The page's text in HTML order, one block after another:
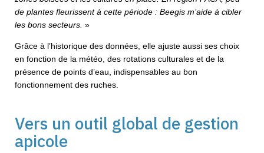
de plantes fleurissent à cette période : Beegis m’aide à cibler
les bons secteurs. »
Grâce à l’historique des données, elle ajuste aussi ses choix
en fonction de la météo, des rotations culturales et de la
présence de points d’eau, indispensables au bon
fonctionnement des ruches.
Vers un outil global de gestion
apicole